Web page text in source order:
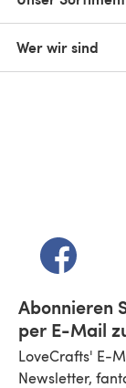
Wer wir sind
(öffnet
Abonnieren
per E-Mail
LoveCrafts' E-
Newsletter,